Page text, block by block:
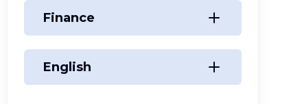
Finance
English